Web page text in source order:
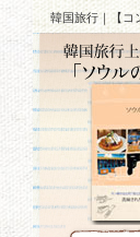
韓国旅行｜【コ